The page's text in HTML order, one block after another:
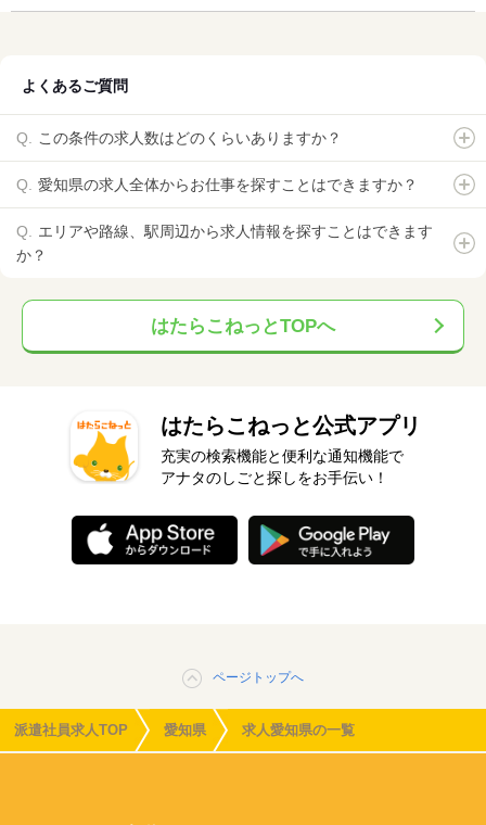
よくあるご質問
この条件の求人数はどのくらいありますか？
愛知県の求人全体からお仕事を探すことはできますか？
エリアや路線、駅周辺から求人情報を探すことはできます
か？
はたらこねっとTOPへ
はたらこねっと公式アプリ
充実の検索機能と便利な通知機能で
アナタのしごと探しをお手伝い！
ページトップへ
派遣社員求人TOP 愛知県 求人愛知県の一覧